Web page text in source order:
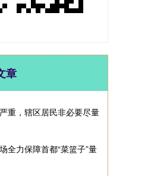
章
重，辖区居民非必要尽量
全力保障首都“菜篮子”量